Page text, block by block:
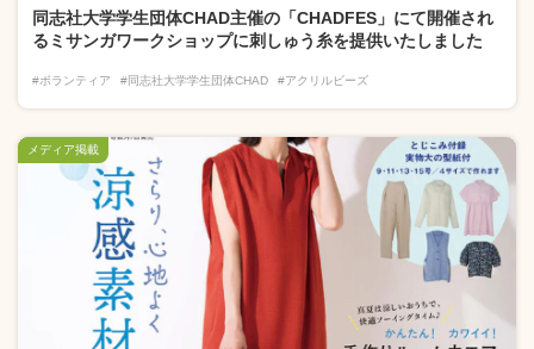
同志社大学学生団体CHAD主催の「CHADFES」にて開催され
るミサンガワークショップに刺しゅう糸を提供いたしました
#ボランティア #同志社大学学生団体CHAD #アクリルビーズ
メディア掲載